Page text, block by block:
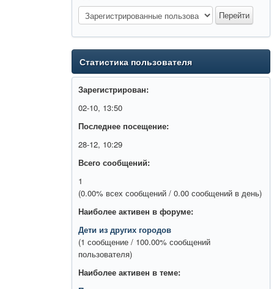
Статистика пользователя
Зарегистрирован:
02-10, 13:50
Последнее посещение:
28-12, 10:29
Всего сообщений:
1
(0.00% всех сообщений / 0.00 сообщений в день)
Наиболее активен в форуме:
Дети из других городов
(1 сообщение / 100.00% сообщений
пользователя)
Наиболее активен в теме: